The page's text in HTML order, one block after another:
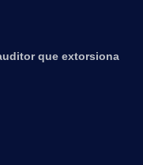
que extorsiona